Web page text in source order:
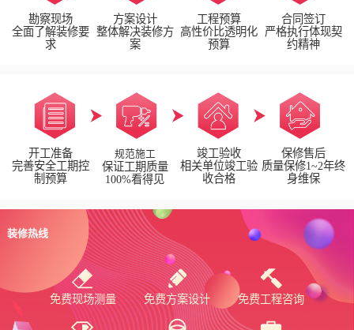
勘察现场
全面了解装修要
求
方案设计
整体解决装修方
案
工程预算
高性价比透明化
预算
合同签订
严格执行体现契
约精神
开工准备
完善安全工期控
制预算
规范施工
保证工期质量
100%看得见
竣工验收
相关单位竣工验
收合格
保修售后
质量保修1~2年终
身维保
装修热线
免费现场测量 免费方案设计 免费工程咨询